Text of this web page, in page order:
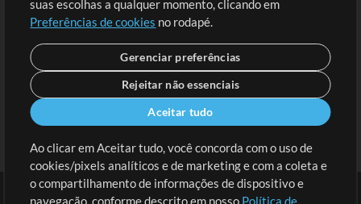
Envie seu conteúdo
Playlist
MT Conference
suas escolhas a qualquer momento, clicando em
Preferências de cookies no rodapé.
Gerenciar preferências
Rejeitar não essenciais
Aceitar tudo
Ao clicar em Aceitar tudo, você concorda com o uso de
cookies/pixels analíticos e de marketing e com a coleta e
o compartilhamento de informações de dispositivo e
navegação, conforme descrito em nosso Política de